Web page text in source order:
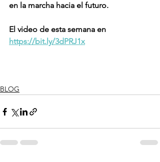
en la marcha hacia el futuro.
El video de esta semana en
https://bit.ly/3dPRJ1x
BLOG